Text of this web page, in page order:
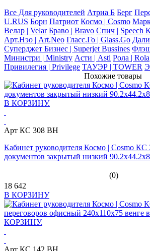
Все Для руководителей Атриа Б Берг
U.RUS Борн Патриот Космо | Cosmo
Велар | Velar Браво | Bravo Спич | Speech
Арт.Нэо | Art.Neo Гласс.Го | Glass.Go
Суперджет Бизнес | Superjet Bussines
Министри | Ministry Асти | Asti Рола | Rola
Привилегия | Privilege ТАУЭР | TOWER
Похожие товары
Арт КС 308 BH
Кабинет руководителя Космо | Cosmo
документов закрытый низкий
(0)
18 642
В КОРЗИНУ
Арт КС 142 ВН